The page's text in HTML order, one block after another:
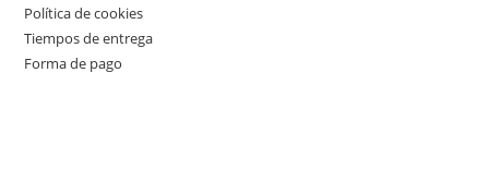
Política de cookies
Tiempos de entrega
Forma de pago